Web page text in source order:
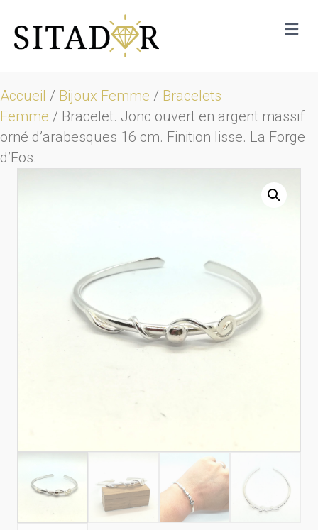
Accueil / Bijoux Femme / Bracelets
Femme / Bracelet. Jonc ouvert en argent massif
orné d’arabesques 16 cm. Finition lisse. La Forge
d’Eos.